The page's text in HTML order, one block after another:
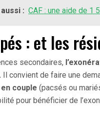
: CAF : une aide de 1
: et les
secondaires,
Il convient de faire une
couple (pacsés ou
pour bénéficier de